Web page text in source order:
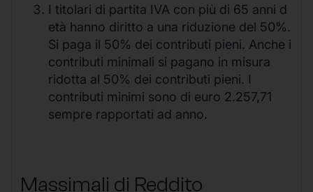
I titolari di partita IVA con più di 65 anni d
età hanno diritto a una riduzione del 50%.
Si paga il 50% dei contributi pieni. Anche i
contributi minimali si pagano in misura
ridotta al 50% dei contributi pieni. I
contributi minimi sono di euro 2.257,71
sempre rapportati ad anno.
Massimali di Reddito